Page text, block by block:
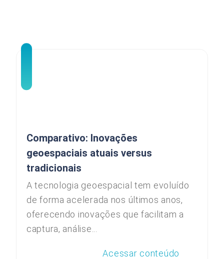
Comparativo: Inovações
geoespaciais atuais versus
tradicionais
A tecnologia geoespacial tem evoluído
de forma acelerada nos últimos anos,
oferecendo inovações que facilitam a
captura, análise...
Acessar conteúdo